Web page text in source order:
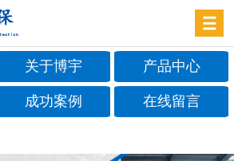
关于博宇 产品中心
成功案例 在线留言